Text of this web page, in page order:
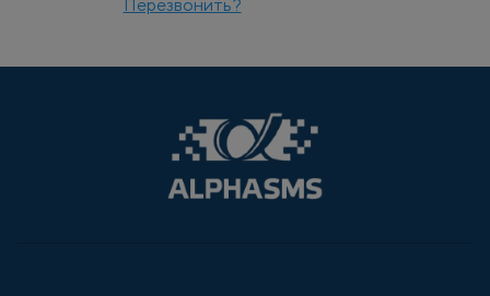
Перезвонить?